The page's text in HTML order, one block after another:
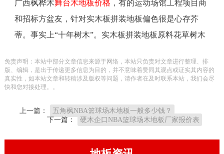
广西枫桦木舞台木地板价格 ，有的运动场馆工程项目商
和招标方盆友，针对实木板拼装地板偏色很是心存芥
蒂。事实上“十年树木”。实木板拼装地板原料花草树木
面因为花草树木成长的阴面朝阳、多少亲疏之差别，促
使不一样地区的同一绿化植物中间有一定的差别，就算
的颜色及纹路。所以说实木板拼装地板的偏色是常规的
购置体育木地板不可以封建迷信价钱。一些不内行的体
免责声明：本站中部分文章信息来源于网络，本站只负责对文章进行整理、排
版、编辑，是出于传递更多信息为目的，并不意味着赞同其观点或证实其内容的
真实性，如本站文章和转稿涉及版权等问题，请作者在及时联系本站，我们会尽
快和您对接处理。。
上一篇：
五角枫NBA篮球场木地板一般多少钱？
下一篇：
硬木企口NBA篮球场木地板厂家报价表